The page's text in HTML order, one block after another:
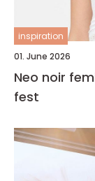
inspiration
01. June 2026
Neo noir feminine favoritter til hverdags og
fest